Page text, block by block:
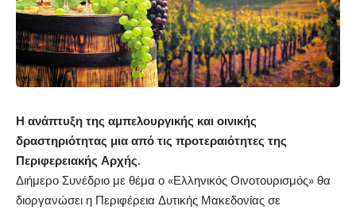
Η ανάπτυξη της αμπελουργικής και οινικής
δραστηριότητας μια από τις προτεραιότητες της
Περιφερειακής Αρχής.
Διήμερο Συνέδριο με θέμα ο «Ελληνικός Οινοτουρισμός» θα
διοργανώσει η Περιφέρεια Δυτικής Μακεδονίας σε